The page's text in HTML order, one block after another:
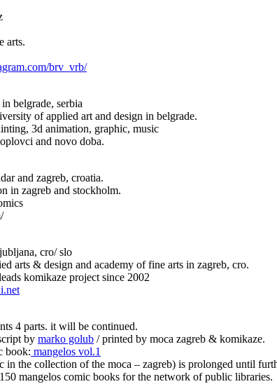
arts.
brv_vrb/
belgrade, serbia
of applied art and design in belgrade.
3d animation, graphic, music
and novo doba.
and zagreb, croatia.
in zagreb and stockholm.
cro/ slo
arts & design and academy of fine arts in zagreb, cro.
komikaze project since 2002
4 parts. it will be continued.
by marko golub / printed by moca zagreb & komikaze.
book: mangelos vol.1
in the collection of the moca – zagreb) is prolonged until
mangelos comic books for the network of public libraries.